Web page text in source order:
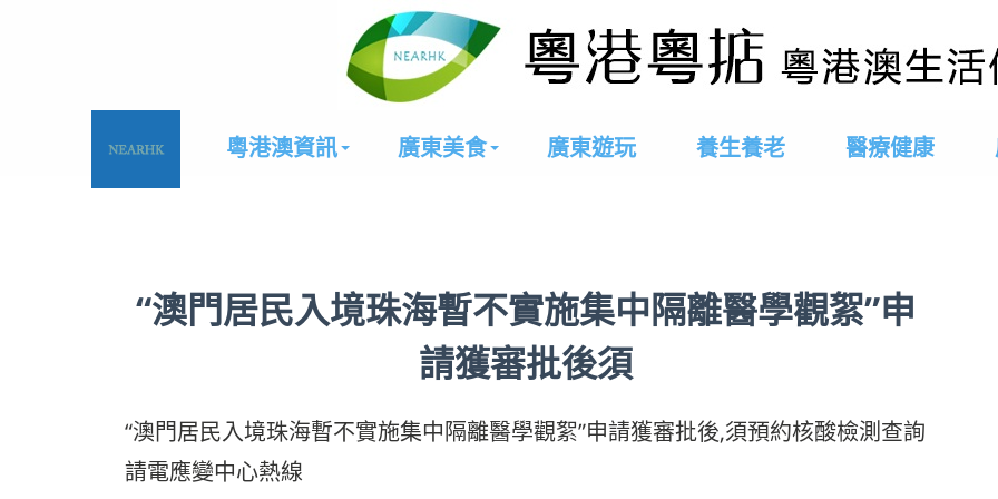
粵港澳資訊 廣東美食 廣東遊玩 養生養老 醫療健康
“澳門居民入境珠海暫不實施集中隔離醫學觀絮”申
請獲審批後須
“澳門居民入境珠海暫不實施集中隔離醫學觀絮”申請獲審批後,須預約核酸檢測查詢
請電應變中心熱線